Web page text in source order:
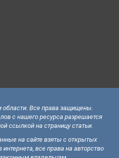
области. Все права защищены.
с нашего ресурса разрешается
ссылкой на страницу статьи.
на сайте взяты с открытых
интернета, все права на авторство